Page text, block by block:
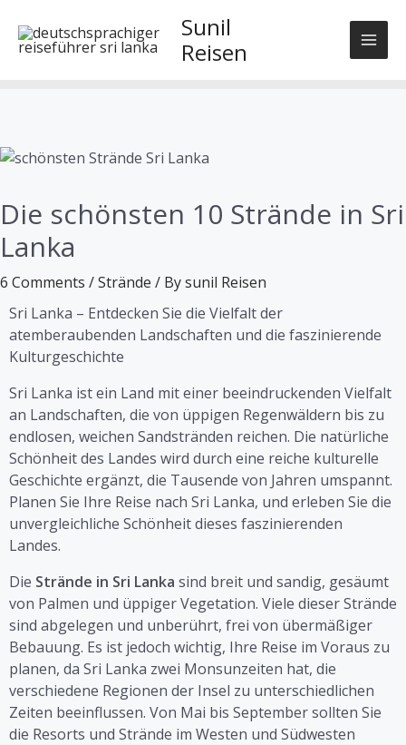
content
Sunil
Reisen
Die schönsten 10 Strände in Sri
Lanka
6 Comments /Strände / Bysunil Reisen
Sri Lanka – Entdecken Sie die Vielfalt der
atemberaubenden Landschaften und die faszinierende
Kulturgeschichte
Sri Lanka ist ein Land mit einer beeindruckenden Vielfalt
an Landschaften, die von üppigen Regenwäldern bis zu
endlosen, weichen Sandstränden reichen. Die natürliche
Schönheit des Landes wird durch eine reiche kulturelle
Geschichte ergänzt, die Tausende von Jahren umspannt.
Planen Sie Ihre Reise nach Sri Lanka, und erleben Sie die
unvergleichliche Schönheit dieses faszinierenden
Landes.
Die Strände in Sri Lanka sind breit und sandig, gesäumt
von Palmen und üppiger Vegetation. Viele dieser Strände
sind abgelegen und unberührt, frei von übermäßiger
Bebauung. Es ist jedoch wichtig, Ihre Reise im Voraus zu
planen, da Sri Lanka zwei Monsunzeiten hat, die
verschiedene Regionen der Insel zu unterschiedlichen
Zeiten beeinflussen. Von Mai bis September sollten Sie
die Resorts und Strände im Westen und Südwesten